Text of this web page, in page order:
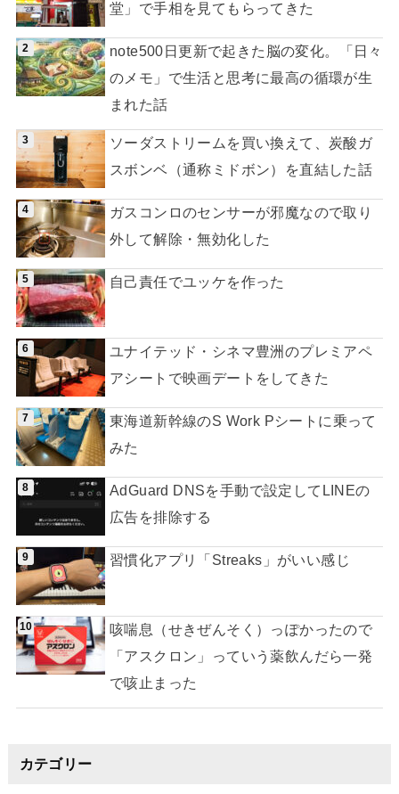
堂」で手相を見てもらってきた
note500日更新で起きた脳の変化。「日々
のメモ」で生活と思考に最高の循環が生
まれた話
ソーダストリームを買い換えて、炭酸ガ
スボンベ（通称ミドボン）を直結した話
ガスコンロのセンサーが邪魔なので取り
外して解除・無効化した
自己責任でユッケを作った
ユナイテッド・シネマ豊洲のプレミアペ
アシートで映画デートをしてきた
東海道新幹線のS Work Pシートに乗って
みた
AdGuard DNSを手動で設定してLINEの
広告を排除する
習慣化アプリ「Streaks」がいい感じ
咳喘息（せきぜんそく）っぽかったので
「アスクロン」っていう薬飲んだら一発
で咳止まった
カテゴリー